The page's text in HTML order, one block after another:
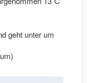
geht unter um